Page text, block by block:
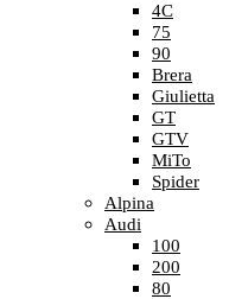
4C
75
90
Brera
Giulietta
GT
GTV
MiTo
Spider
Alpina
Audi
100
200
80